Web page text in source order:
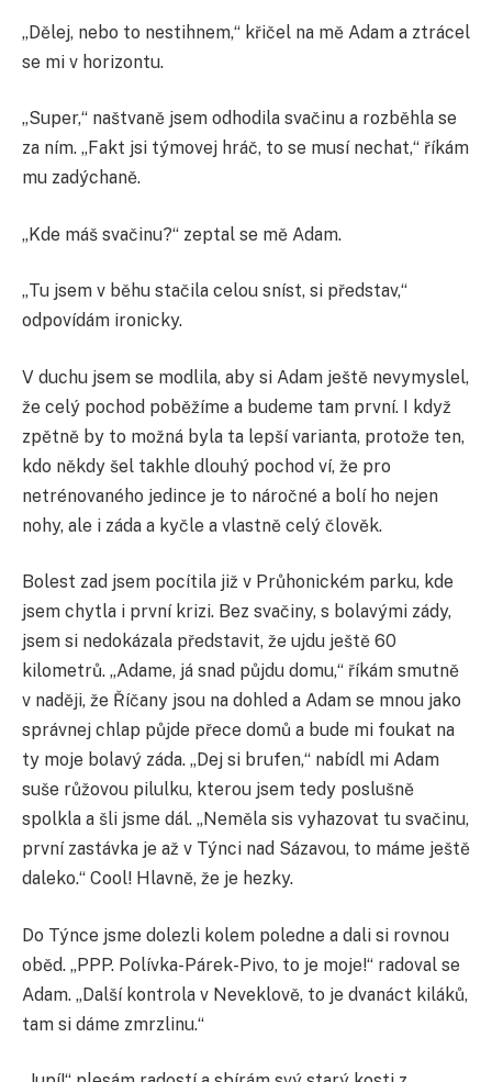
„Dělej, nebo to nestihnem,“ křičel na mě Adam a ztrácel
se mi v horizontu.
„Super,“ naštvaně jsem odhodila svačinu a rozběhla se
za ním. „Fakt jsi týmovej hráč, to se musí nechat,“ říkám
mu zadýchaně.
„Kde máš svačinu?“ zeptal se mě Adam.
„Tu jsem v běhu stačila celou sníst, si představ,“
odpovídám ironicky.
V duchu jsem se modlila, aby si Adam ještě nevymyslel,
že celý pochod poběžíme a budeme tam první. I když
zpětně by to možná byla ta lepší varianta, protože ten,
kdo někdy šel takhle dlouhý pochod ví, že pro
netrénovaného jedince je to náročné a bolí ho nejen
nohy, ale i záda a kyčle a vlastně celý člověk.
Bolest zad jsem pocítila již v Průhonickém parku, kde
jsem chytla i první krizi. Bez svačiny, s bolavými zády,
jsem si nedokázala představit, že ujdu ještě 60
kilometrů. „Adame, já snad půjdu domu,“ říkám smutně
v naději, že Říčany jsou na dohled a Adam se mnou jako
správnej chlap půjde přece domů a bude mi foukat na
ty moje bolavý záda. „Dej si brufen,“ nabídl mi Adam
suše růžovou pilulku, kterou jsem tedy poslušně
spolkla a šli jsme dál. „Neměla sis vyhazovat tu svačinu,
první zastávka je až v Týnci nad Sázavou, to máme ještě
daleko.“ Cool! Hlavně, že je hezky.
Do Týnce jsme dolezli kolem poledne a dali si rovnou
oběd. „PPP. Polívka-Párek-Pivo, to je moje!“ radoval se
Adam. „Další kontrola v Neveklově, to je dvanáct kiláků,
tam si dáme zmrzlinu.“